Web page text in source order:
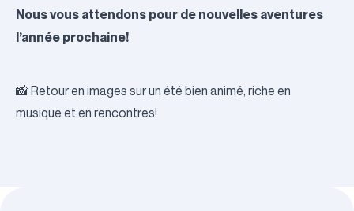
Nous vous attendons pour de nouvelles aventures
l’année prochaine!
📸 Retour en images sur un été bien animé, riche en
musique et en rencontres!